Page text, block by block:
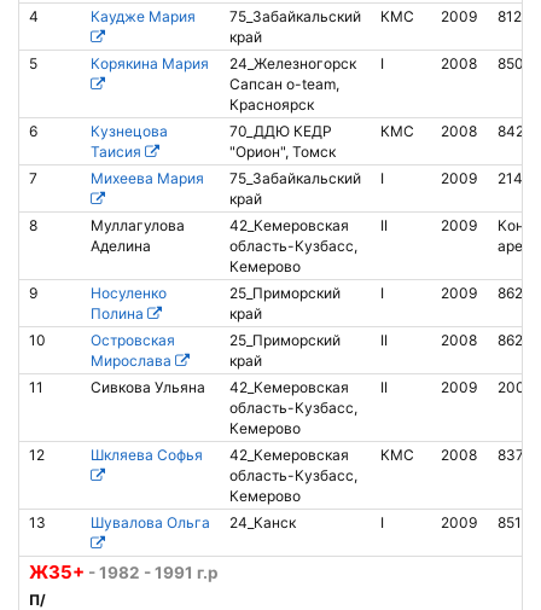
4 Каудже Мария
75_Забайкальский
край
КМС 2009
5 Корякина Мария
24_Железногорск
Сапсан o-team,
Красноярск
I 2008
6
Кузнецова
Таисия
70_ДДЮ КЕДР
"Орион", Томск
КМС 2008
7 Михеева Мария
75_Забайкальский
край
I 2009
8
Муллагулова
Аделина
42_Кемеровская
область-Кузбасс,
Кемерово
II 2009
9
Носуленко
Полина
25_Приморский
край
I 2009
10
Островская
Мирослава
25_Приморский
край
II 2008
11 Сивкова Ульяна
42_Кемеровская
область-Кузбасс,
Кемерово
II 2009
12 Шкляева Софья
42_Кемеровская
область-Кузбасс,
Кемерово
КМС 2008
13 Шувалова Ольга 24_Канск I 2009
Ж35+ - 1982 - 1991 г.р
П/